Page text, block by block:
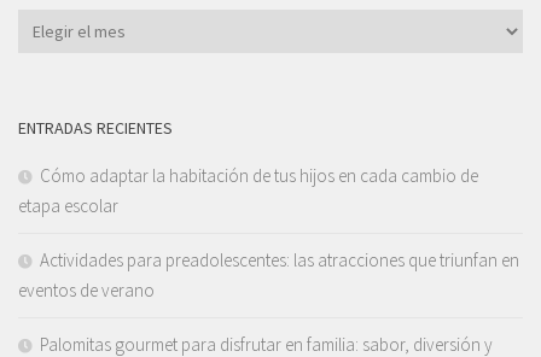
Archivos
ENTRADAS RECIENTES
Cómo adaptar la habitación de tus hijos en cada cambio de
etapa escolar
Actividades para preadolescentes: las atracciones que triunfan en
eventos de verano
Palomitas gourmet para disfrutar en familia: sabor, diversión y